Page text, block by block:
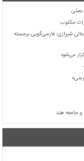
مکتوب
/ عالی شیرازی؛ فارسی‌گویی برجسته
می‌شود
جامعه هند